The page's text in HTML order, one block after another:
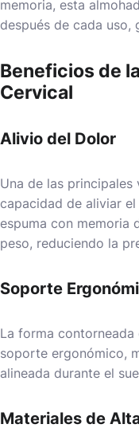
memoria, esta
después de cada uso,
Beneficios de
Cervical
Alivio del Dolor
Una de las principales
capacidad de aliviar
espuma con memoria
peso, reduciendo la
Soporte
La forma
soporte ergonómico,
alineada durante el
Materiales de